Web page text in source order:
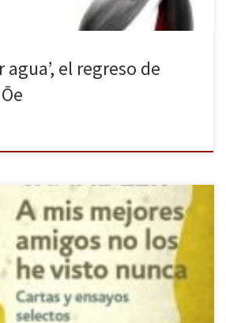
agua’, el regreso de
no los he visto nunca. Conocerme en
la ilusión»(Carta de Raymond Chandler a
de 1948) A mis mejores amigos no los
una compilación de cartas y ensayos
una versión ampliada […]